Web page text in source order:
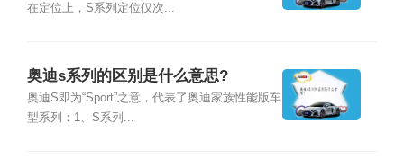
在定位上，S系列定位仅次...
奥迪s系列的区别是什么意思?
奥迪S即为“Sport”之意，代表了奥迪家族性能版车
型系列：1、S系列...